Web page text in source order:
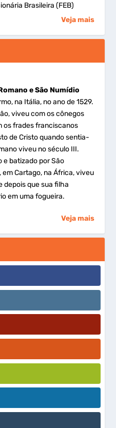
Brasileira (FEB)
Veja mais
e São Numídio
na Itália, no ano de 1529.
viveu com os cônegos
os frades franciscanos
de Cristo quando sentia-
viveu no século III.
e batizado por São
Cartago, na África, viveu
depois que sua filha
em uma fogueira.
Veja mais